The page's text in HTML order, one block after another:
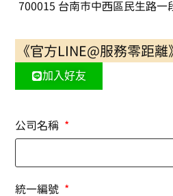
700015 台南市中西區民生路一
《官方LINE@服務零距離
加入好友
公司名稱
統一編號